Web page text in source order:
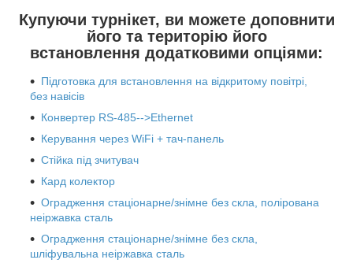
Купуючи турнікет, ви можете доповнити
його та територію його
встановлення додатковими опціями:
Підготовка для встановлення на відкритому повітрі,
без навісів
Конвертер RS-485-->Ethernet
Керування через WiFi + тач-панель
Стійка під зчитувач
Кард колектор
Оградження стаціонарне/знімне без скла, полірована
неіржавка сталь
Оградження стаціонарне/знімне без скла,
шліфувальна неіржавка сталь